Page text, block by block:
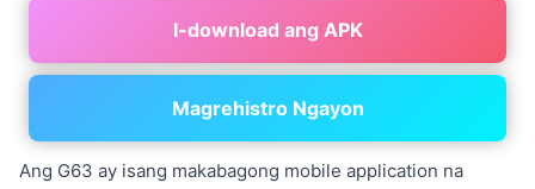
I-download ang APK
Magrehistro Ngayon
Ang G63 ay isang makabagong mobile application na